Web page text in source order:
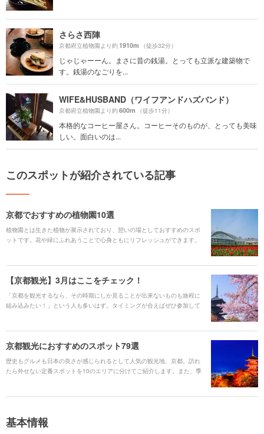
さらさ西陣
京都府立植物園より約1910m （徒歩32分）
じゃじゃーーん。まさに昔の銭湯。とっても立派な建築物で
す。銭湯のなごりを...
WIFE&HUSBAND（ワイフアンドハズバンド）
京都府立植物園より約600m （徒歩11分）
本格的なコーヒー屋さん。コーヒーそのものが、とっても美味
しい。面白いのは...
このスポットが紹介されている記事
京都でおすすめの植物園10選
植物園とは生きた植物が展示されており、憩いの場としておすすめのスポ
ットです。花や緑にふれあうことで心身ともにリフレッシュができます。
【京都観光】3月はここをチェック！
「京都を観光するなら、その時期にしか見ることが出来ないものも旅程に
組み込みたい！」という人も多いはず。タイミングが合えばぜひ参加して
京都観光におすすめのスポット79選
歴史もグルメも日本の良さが感じられるとして人気の観光地、京都。訪れ
たら外せない定番スポットを10のエリアに分けてご紹介します。また、季
基本情報